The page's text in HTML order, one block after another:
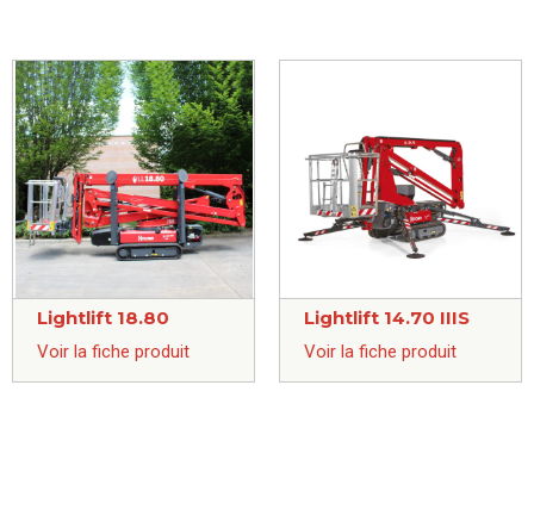
Lightlift 18.80
Voir la fiche produit
Lightlift 14.70 IIIS
Voir la fiche produit